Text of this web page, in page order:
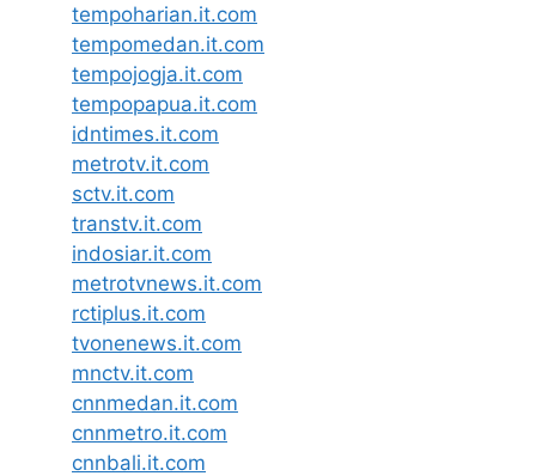
tempoharian.it.com
tempomedan.it.com
tempojogja.it.com
tempopapua.it.com
idntimes.it.com
metrotv.it.com
sctv.it.com
transtv.it.com
indosiar.it.com
metrotvnews.it.com
rctiplus.it.com
tvonenews.it.com
mnctv.it.com
cnnmedan.it.com
cnnmetro.it.com
cnnbali.it.com